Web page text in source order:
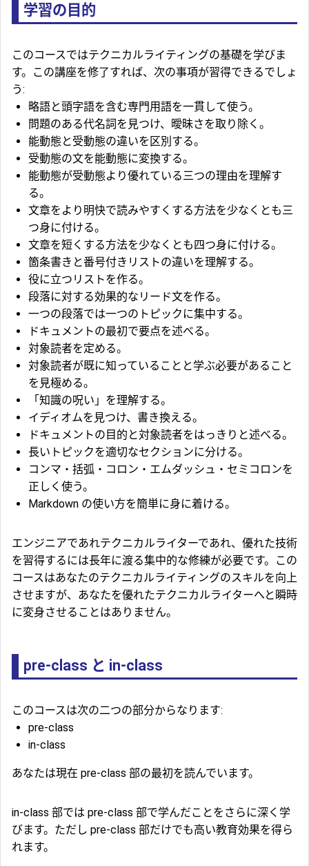
学習の目的
このコースではテクニカルライティングの基礎を学びま
す。この講座を修了すれば、次の事項が習得できるでしょ
う:
略語と頭字語を含む専門用語を一貫して使う。
問題のある代名詞を見つけ、曖昧さを取り除く。
能動態と受動態の違いを区別する。
受動態の文を能動態に変換する。
能動態が受動態より優れている三つの理由を理解す
る。
文章をより明快で読みやすくする方法を少なくとも三
つ身に付ける。
文章を短くする方法を少なくとも四つ身に付ける。
箇条書きと番号付きリストの違いを理解する。
役に立つリストを作る。
段落に対する効果的なリード文を作る。
一つの段落では一つのトピックに集中する。
ドキュメントの最初で要点を述べる。
対象読者を定める。
対象読者が既に知っていることと学ぶ必要があること
を見極める。
「知識の呪い」を理解する。
イディオムを見つけ、書き換える。
ドキュメントの目的と対象読者をはっきりと述べる。
長いトピックを適切なセクションに分ける。
コンマ・括弧・コロン・エムダッシュ・セミコロンを
正しく使う。
Markdown の使い方を簡単に身に着ける。
エンジニアであれテクニカルライターであれ、優れた技術
を習得するには長年に渡る集中的な修練が必要です。この
コースはあなたのテクニカルライティングのスキルを向上
させますが、あなたを優れたテクニカルライターへと瞬時
に変身させることはありません。
pre-class と in-class
このコースは次の二つの部分からなります:
pre-class
in-class
あなたは現在 pre-class 部の最初を読んでいます。
in-class 部では pre-class 部で学んだことをさらに深く学
びます。ただし pre-class 部だけでも高い教育効果を得ら
れます。